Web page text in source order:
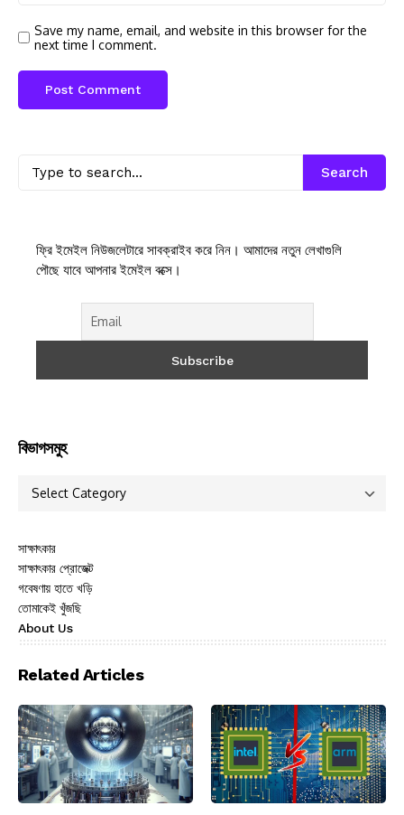
Save my name, email, and website in this browser for the
next time I comment.
Search
ফ্রি ইমেইল নিউজলেটারে সাবক্রাইব করে নিন। আমাদের নতুন লেখাগুলি
পৌছে যাবে আপনার ইমেইল বক্সে।
বিভাগসমুহ
সাক্ষাৎকার
সাক্ষাৎকার প্রোজেক্ট
গবেষণায় হাতে খড়ি
তোমাকেই খুঁজছি
About Us
Related Articles